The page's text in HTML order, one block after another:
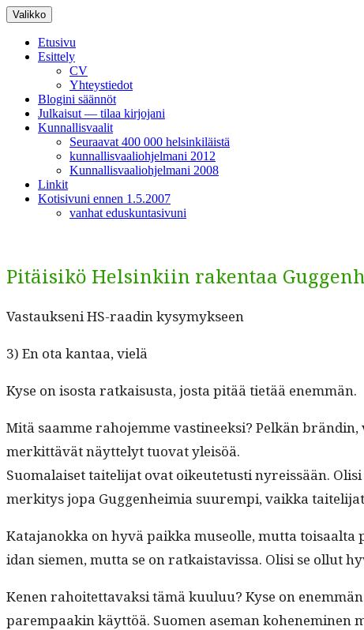
Siirry
sisältöön
Valikko
Etusivu
Esittely
CV
Yhteystiedot
Blogini säännöt
Julkaisut — tilaa kirjojani
Kunnallisvaalit
Seuraavat 400 000 helsinkiläistä
kunnallisvaaliohjelmani 2012
Kunnallisvaaliohjelmani 2008
Linkit
Kotisivuni ennen 1.5.2007
vanhat eduskuntasivuni
Pitäisikö Helsinkiin rakentaa
Vas­tauk­seni HS-raadin kysymykseen
3) En ota kan­taa, vielä
Kyse on isos­ta ratkais­us­ta, jos­ta pitää tietää enemmän.
Mitä saamme raho­jemme vasti­neek­si? Pelkän
merkit­tävät näyt­te­lyt tuo­vat yleisöä.
Suo­ma­laiset taiteli­jat ovat oikeutetusti nyreis­sään.
merk­i­tys jopa Guggen­heimia suurem­pi, vaik­ka
Kata­janok­ka on hyvä paik­ka muse­olle, mut­ta
idan siemen, mut­ta se on ratkaistavis­sa. Olisi se
Kenen rahoitet­tavak­si tämä kuu­luu? Kyse on
parem­paakin käyt­töä. Suomen ase­man